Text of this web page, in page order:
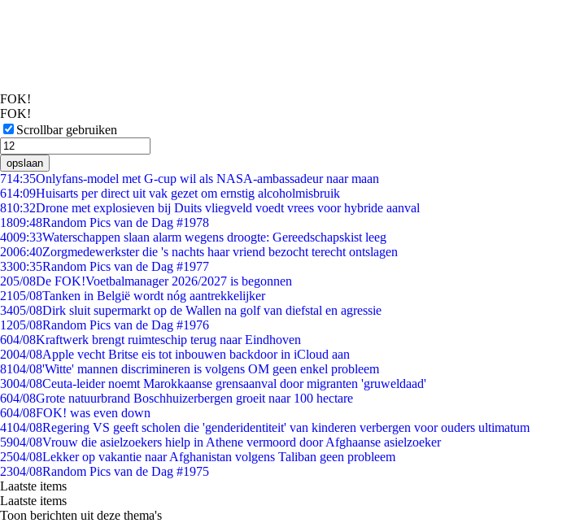
FOK!
FOK!
Scrollbar gebruiken
opslaan
714:35Onlyfans-model met G-cup wil als NASA-ambassadeur naar maan
614:09Huisarts per direct uit vak gezet om ernstig alcoholmisbruik
810:32Drone met explosieven bij Duits vliegveld voedt vrees voor hybride aanval
1809:48Random Pics van de Dag #1978
4009:33Waterschappen slaan alarm wegens droogte: Gereedschapskist leeg
2006:40Zorgmedewerkster die 's nachts haar vriend bezocht terecht ontslagen
3300:35Random Pics van de Dag #1977
205/08De FOK!Voetbalmanager 2026/2027 is begonnen
2105/08Tanken in België wordt nóg aantrekkelijker
3405/08Dirk sluit supermarkt op de Wallen na golf van diefstal en agressie
1205/08Random Pics van de Dag #1976
604/08Kraftwerk brengt ruimteschip terug naar Eindhoven
2004/08Apple vecht Britse eis tot inbouwen backdoor in iCloud aan
8104/08'Witte' mannen discrimineren is volgens OM geen enkel probleem
3004/08Ceuta-leider noemt Marokkaanse grensaanval door migranten 'gruweldaad'
604/08Grote natuurbrand Boschhuizerbergen groeit naar 100 hectare
604/08FOK! was even down
4104/08Regering VS geeft scholen die 'genderidentiteit' van kinderen verbergen voor ouders ultimatum
5904/08Vrouw die asielzoekers hielp in Athene vermoord door Afghaanse asielzoeker
2504/08Lekker op vakantie naar Afghanistan volgens Taliban geen probleem
2304/08Random Pics van de Dag #1975
Laatste items
Laatste items
Toon berichten uit deze thema's